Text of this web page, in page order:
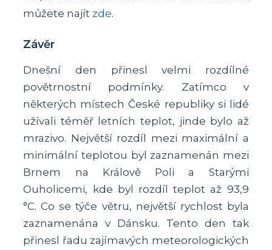
můžete najít zde.
Závěr
Dnešní den přinesl velmi rozdílné
povětrnostní podmínky. Zatímco v
některých místech České republiky si lidé
užívali téměř letních teplot, jinde bylo až
mrazivo. Největší rozdíl mezi maximální a
minimální teplotou byl zaznamenán mezi
Brnem na Králově Poli a Starými
Ouholicemi, kde byl rozdíl teplot až 93,9
°C. Co se týče větru, největší rychlost byla
zaznamenána v Dánsku. Tento den tak
přinesl řadu zajímavých meteorologických